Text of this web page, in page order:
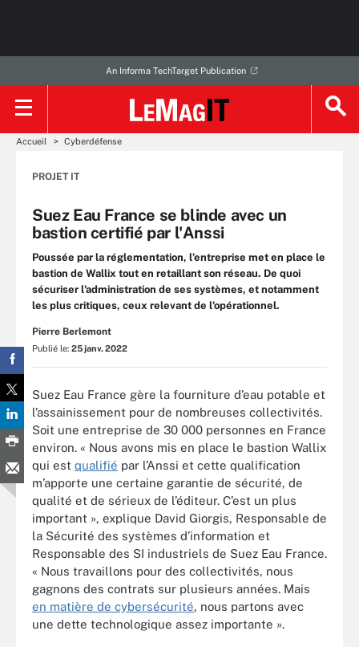
An Informa TechTarget Publication
Accueil Cyberdéfense
PROJET IT
Suez Eau France se blinde avec un
bastion certifié par l'Anssi
Poussée par la réglementation, l’entreprise met en place le
bastion de Wallix tout en retaillant son réseau. De quoi
sécuriser l'administration de ses systèmes, et notamment
les plus critiques, ceux relevant de l'opérationnel.
Pierre Berlemont
Publié le: 25 janv. 2022
Suez Eau France gère la fourniture d’eau potable et
l’assainissement pour de nombreuses collectivités.
Soit une entreprise de 30 000 personnes en France
environ. « Nous avons mis en place le bastion Wallix
qui est qualifié par lAnssi et cette qualification
m’apporte une certaine garantie de sécurité, de
qualité et de sérieux de l’éditeur. C’est un plus
important », explique David Giorgis, Responsable de
la Sécurité des systèmes d’information et
Responsable des SI industriels de Suez Eau France.
« Nous travaillons pour des collectivités, nous
gagnons des contrats sur plusieurs années. Mais
en matière de cybersécurité, nous partons avec
une dette technologique assez importante ».